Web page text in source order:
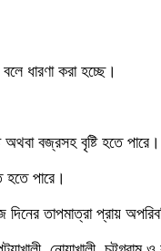
ধারণা করা হচ্ছে।
বজ্রসহ বৃষ্টি হতে পারে।
হতে পারে।
তাপমাত্রা প্রায়